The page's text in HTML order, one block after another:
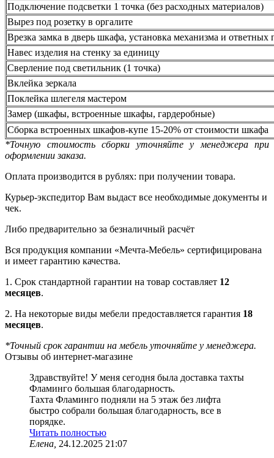
Подключение подсветки 1 точка (без расходных материалов)
Вырез под розетку в оргалите
Врезка замка в дверь шкафа, установка механизма и ответных
Навес изделия на стенку за единицу
Сверление под светильник (1 точка)
Вклейка зеркала
Поклейка шлегеля мастером
Замер (шкафы, встроенные шкафы, гардеробные)
Сборка встроенных шкафов-купе 15-20% от стоимости шкафа
*Точную стоимость сборки уточняйте у менеджера при
оформлении заказа.
Оплата производится в рублях: при получении товара.
Курьер-экспедитор Вам выдаст все необходимые документы и
чек.
Либо предварительно за безналичный расчёт
Вся продукция компании «Мечта-Мебель» сертифицирована
и имеет гарантию качества.
1. Срок стандартной гарантии на товар составляет 12
месяцев.
2. На некоторые виды мебели предоставляется гарантия 18
месяцев.
*Точный срок гарантии на мебель уточняйте у менеджера.
Отзывы об интернет-магазине
Здравствуйте! У меня сегодня была доставка тахты
Фламинго большая благодарность.
Тахта Фламинго подняли на 5 этаж без лифта
быстро собрали большая благодарность, все в
порядке.
Читать полностью
Елена, 24.12.2025 21:07